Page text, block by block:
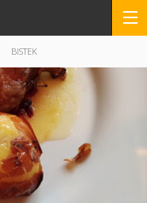
BISTEK